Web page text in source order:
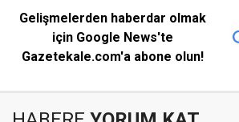
Gelişmelerden haberdar olmak
için Google News'te
Gazetekale.com'a abone olun!